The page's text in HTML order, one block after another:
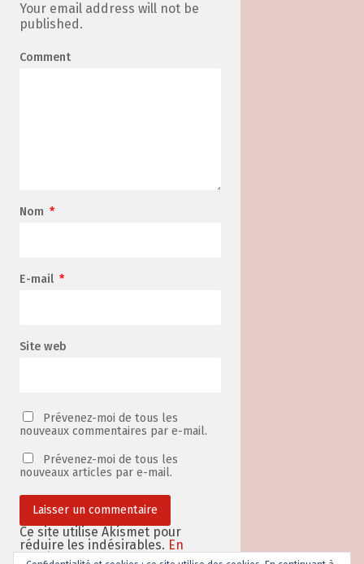
Your email address will not be
published.
Comment
Nom *
E-mail *
Site web
Prévenez-moi de tous les
nouveaux commentaires par e-mail.
Prévenez-moi de tous les
nouveaux articles par e-mail.
Ce site utilise Akismet pour
réduire les indésirables. En
savoir plus sur la façon dont les